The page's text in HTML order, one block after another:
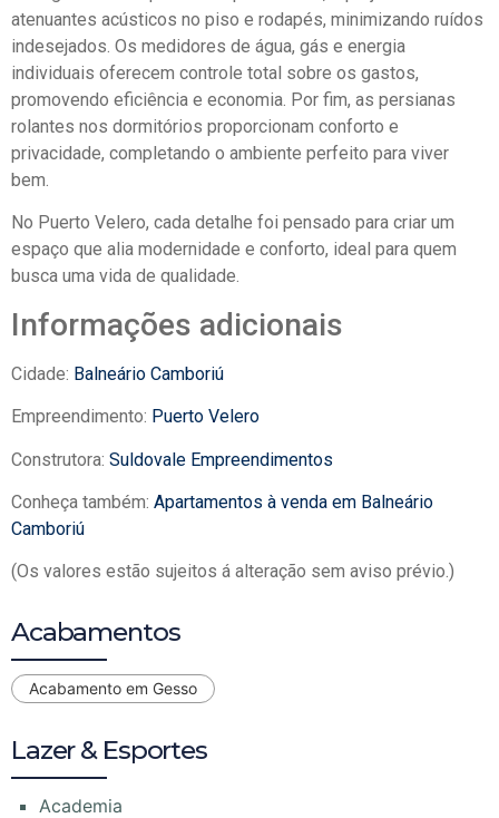
atenuantes acústicos no piso e rodapés, minimizando ruídos
indesejados. Os medidores de água, gás e energia
individuais oferecem controle total sobre os gastos,
promovendo eficiência e economia. Por fim, as persianas
rolantes nos dormitórios proporcionam conforto e
privacidade, completando o ambiente perfeito para viver
bem.
No Puerto Velero, cada detalhe foi pensado para criar um
espaço que alia modernidade e conforto, ideal para quem
busca uma vida de qualidade.
Informações adicionais
Cidade: Balneário Camboriú
Empreendimento: Puerto Velero
Construtora: Suldovale Empreendimentos
Conheça também: Apartamentos à venda em Balneário
Camboriú
(Os valores estão sujeitos á alteração sem aviso prévio.)
Acabamentos
Acabamento em Gesso
Lazer & Esportes
Academia